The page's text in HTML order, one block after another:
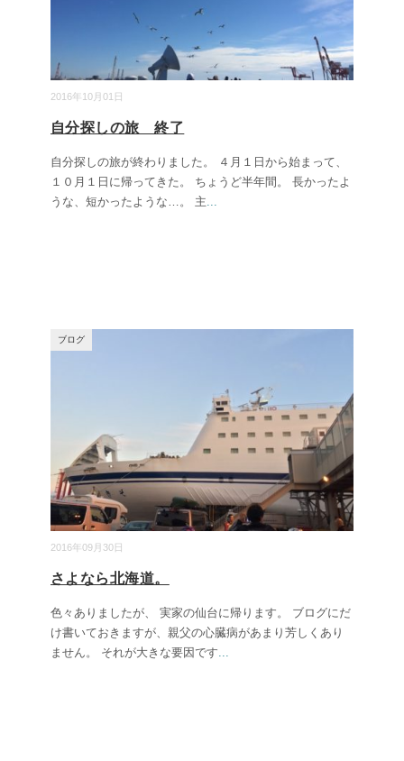
2016年10月01日
自分探しの旅 終了
自分探しの旅が終わりました。 ４月１日から始まって、
１０月１日に帰ってきた。 ちょうど半年間。 長かったよ
うな、短かったような…。 主...
2016年09月30日
ブログ
さよなら北海道。
色々ありましたが、 実家の仙台に帰ります。 ブログにだ
け書いておきますが、親父の心臓病があまり芳しくあり
ません。 それが大きな要因です...